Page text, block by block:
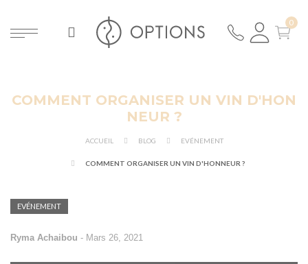
COMMENT ORGANISER UN VIN D'HON
NEUR ?
ACCUEIL BLOG EVÉNEMENT
COMMENT ORGANISER UN VIN D'HONNEUR ?
EVÉNEMENT
Ryma Achaibou - Mars 26, 2021